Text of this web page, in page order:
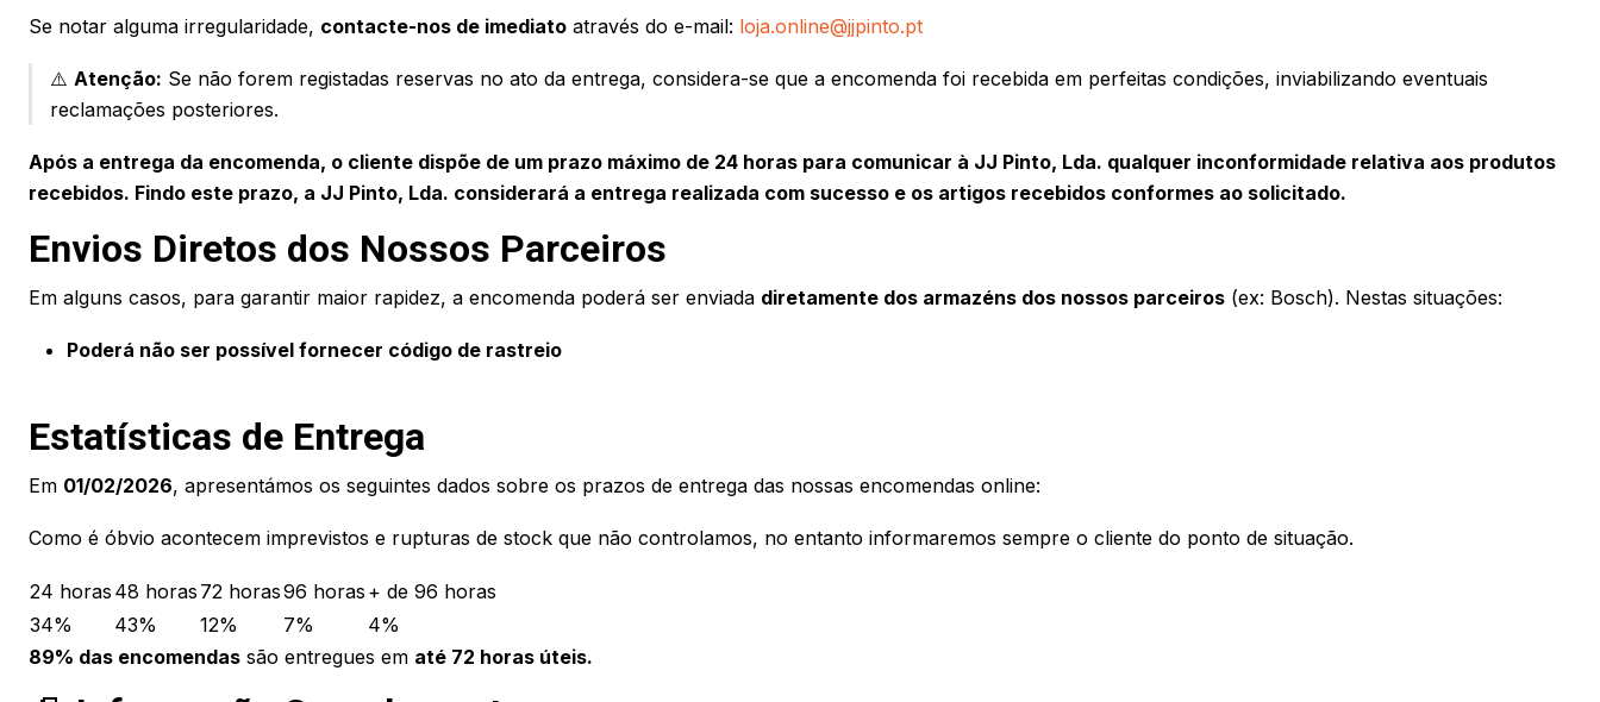
Se notar alguma irregularidade, contacte-nos de imediato através do e-mail: loja.online@jjpinto.pt
⚠️ Atenção: Se não forem registadas reservas no ato da entrega, considera-se que a encomenda foi recebida em perfeitas condições, inviabilizando eventuais
reclamações posteriores.
Após a entrega da encomenda, o cliente dispõe de um prazo máximo de 24 horas para comunicar à JJ Pinto, Lda. qualquer inconformidade relativa aos produtos
recebidos. Findo este prazo, a JJ Pinto, Lda. considerará a entrega realizada com sucesso e os artigos recebidos conformes ao solicitado.
Envios Diretos dos Nossos Parceiros
Em alguns casos, para garantir maior rapidez, a encomenda poderá ser enviada diretamente dos armazéns dos nossos parceiros (ex: Bosch). Nestas situações:
Poderá não ser possível fornecer código de rastreio
Estatísticas de Entrega
Em 01/02/2026, apresentámos os seguintes dados sobre os prazos de entrega das nossas encomendas online:
Como é óbvio acontecem imprevistos e rupturas de stock que não controlamos, no entanto informaremos sempre o cliente do ponto de situação.
24 horas 48 horas 72 horas96 horas + de 96 horas
34%
43% 12% 7%
4%
89% das encomendas são entregues em até 72 horas úteis.